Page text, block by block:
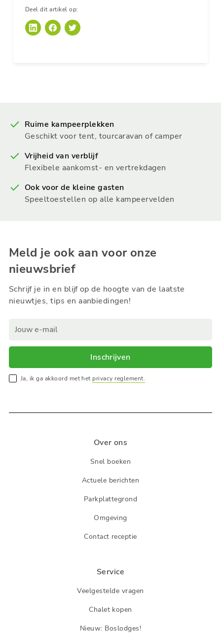
Deel dit artikel op:
Ruime kampeerplekken
Geschikt voor tent, tourcaravan of camper
Vrijheid van verblijf
Flexibele aankomst- en vertrekdagen
Ook voor de kleine gasten
Speeltoestellen op alle kampeervelden
Meld je ook aan voor onze
nieuwsbrief
Schrijf je in en blijf op de hoogte van de laatste
nieuwtjes, tips en aanbiedingen!
Inschrijven
Ja, ik ga akkoord met het privacy reglement.
Over ons
Snel boeken
Actuele berichten
Parkplattegrond
Omgeving
Contact receptie
Service
Veelgestelde vragen
Chalet kopen
Nieuw: Boslodges!